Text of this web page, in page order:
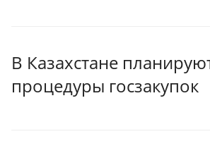
В Казахстане
процедуры госзакупок